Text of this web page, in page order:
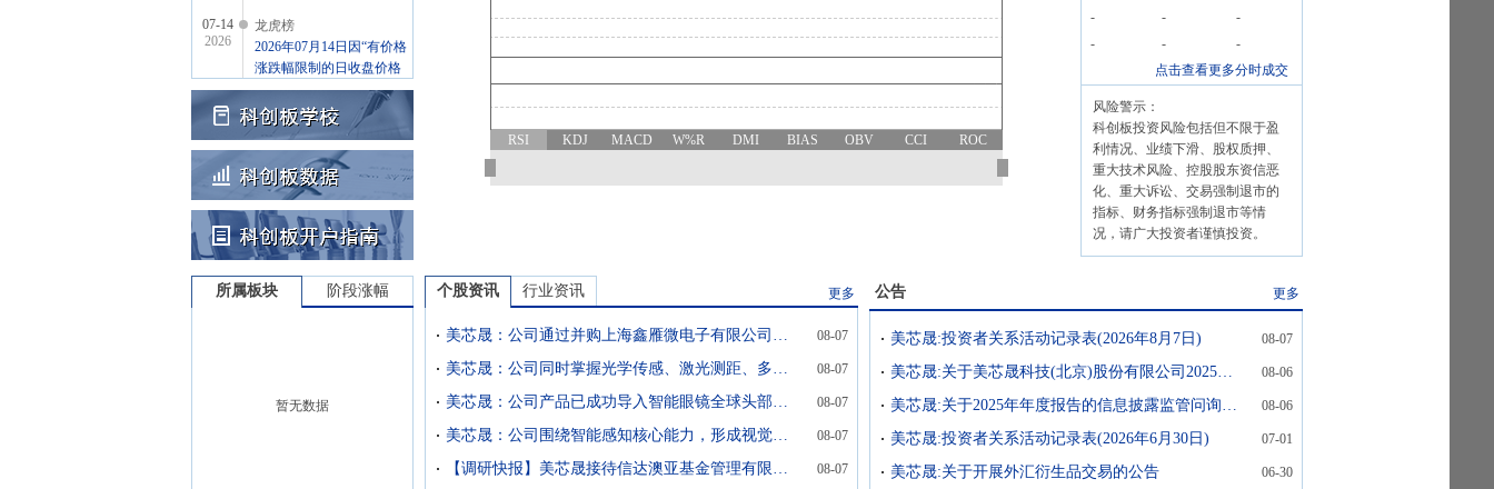
07-14
2026
龙虎榜
2026年07月14日因“有价格
涨跌幅限制的日收盘价格
涨幅达到15%的前五只证
券”披露龙虎榜信息
RSI KDJ MACD W%R DMI BIAS OBV CCI ROC
-
-
-
-
-
-
点击查看更多分时成交
风险警示：
科创板投资风险包括但不限于盈
利情况、业绩下滑、股权质押、
重大技术风险、控股股东资信恶
化、重大诉讼、交易强制退市的
指标、财务指标强制退市等情
况，请广大投资者谨慎投资。
所属板块 阶段涨幅
暂无数据
个股资讯 行业资讯 更多
美芯晟：公司通过并购上海鑫雁微电子有限公司切入磁传感器领域 08-07
美芯晟：公司同时掌握光学传感、激光测距、多模态视觉、磁传感等多类感知技术 08-07
美芯晟：公司产品已成功导入智能眼镜全球头部客户 08-07
美芯晟：公司围绕智能感知核心能力，形成视觉感知+运动控制的技术布局 08-07
【调研快报】美芯晟接待信达澳亚基金管理有限公司等13家机构调研 08-07
公告 更多
美芯晟:投资者关系活动记录表(2026年8月7日) 08-07
美芯晟:关于美芯晟科技(北京)股份有限公司2025年年度报告的信息披露监管问询函中有关财务会计问题的专项说明 08-06
美芯晟:关于2025年年度报告的信息披露监管问询函的回复公告 08-06
美芯晟:投资者关系活动记录表(2026年6月30日) 07-01
美芯晟:关于开展外汇衍生品交易的公告 06-30